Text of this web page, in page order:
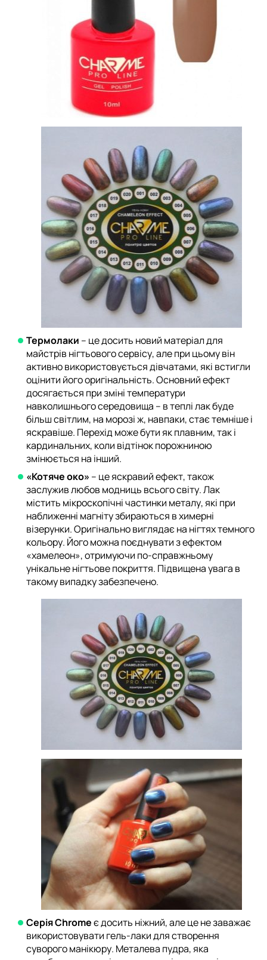
Термолаки – це досить новий матеріал для
майстрів нігтьового сервісу, але при цьому він
активно використовується дівчатами, які встигли
оцінити його оригінальність. Основний ефект
досягається при зміні температури
навколишнього середовища – в теплі лак буде
більш світлим, на морозі ж, навпаки, стає темніше і
яскравіше. Перехід може бути як плавним, так і
кардинальних, коли відтінок порожниною
змінюється на інший.
«Котяче око» – це яскравий ефект, також
заслужив любов модниць всього світу. Лак
містить мікроскопічні частинки металу, які при
наближенні магніту збираються в химерні
візерунки. Оригінально виглядає на нігтях темного
кольору. Його можна поєднувати з ефектом
«хамелеон», отримуючи по-справжньому
унікальне нігтьове покриття. Підвищена увага в
такому випадку забезпечено.
Серія Chromeє досить ніжний, але це не заважає
використовувати гель-лаки для створення
суворого манікюру. Металева пудра, яка